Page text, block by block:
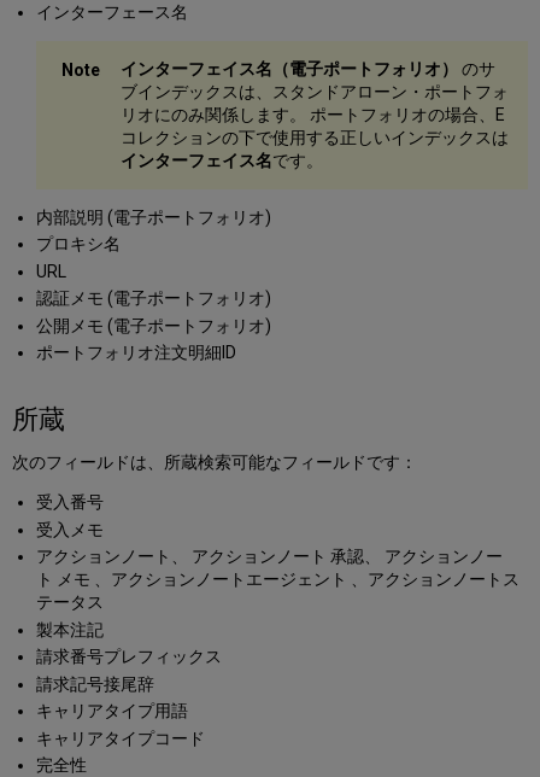
インターフェース名
インターフェイス名（電子ポートフォリオ）
のサ
ブインデックスは、スタンドアローン・ポートフォ
リオにのみ関係します。 ポートフォリオの場合、E
コレクションの下で使用する正しいインデックスは
インターフェイス名です。
内部説明 (電子ポートフォリオ)
プロキシ名
URL
認証メモ (電子ポートフォリオ)
公開メモ (電子ポートフォリオ)
ポートフォリオ注文明細ID
所蔵
次のフィールドは、所蔵検索可能なフィールドです：
受入番号
受入メモ
アクションノート、 アクションノート 承認、 アクションノー
ト メモ 、アクションノートエージェント 、アクションノートス
テータス
製本注記
請求番号プレフィックス
請求記号接尾辞
キャリアタイプ用語
キャリアタイプコード
完全性